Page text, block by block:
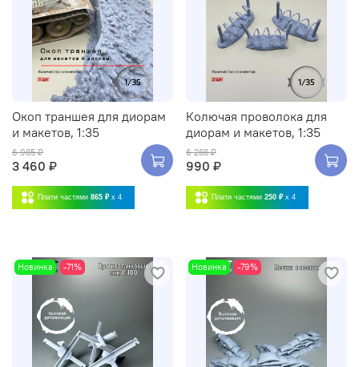
Окоп траншея для диорам
и макетов, 1:35
6 985 ₽
3 460 ₽
Плати частями 865 ₽ x 4
Колючая проволока для
диорам и макетов, 1:35
6 288 ₽
990 ₽
Плати частями 250 ₽ x 4
Новинка -71% Новинка -79%